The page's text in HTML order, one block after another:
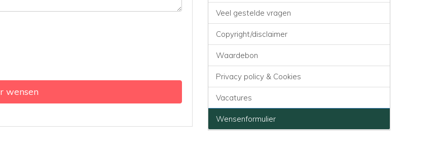
wensen
Veel gestelde vragen
Copyright/disclaimer
Waardebon
Privacy policy & Cookies
Vacatures
Wensenformulier